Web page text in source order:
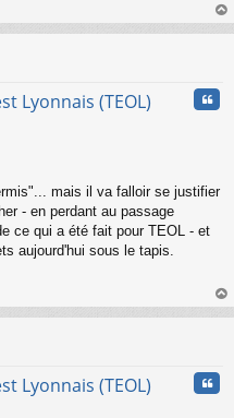
au
Lyonnais (TEOL)
mais il va falloir se justifier
- en perdant au passage
ce qui a été fait pour TEOL - et
aujourd'hui sous le tapis.
au
Lyonnais (TEOL)